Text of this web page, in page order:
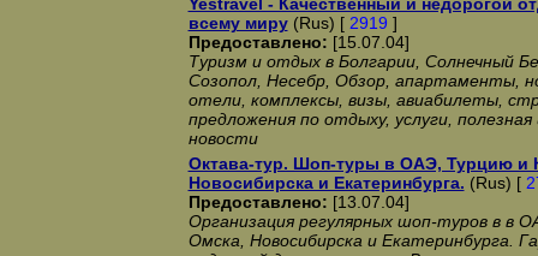
всему миру(Rus) [ 2919 ]
Предоставлено: [15.07.04]
Туризм и отдых в Болгарии, Солнечный
Созопол, Несебр, Обзор, апартаменты,
отели, комплексы, визы, авиабилеты,
предложения по отдыху, услуги,
новости
Октава-тур. Шоп-туры в ОАЭ, Турцию и
Новосибирска и Екатеринбурга. (Rus) [
Предоставлено: [13.07.04]
Организация регулярных шоп-туров в в
Омска, Новосибирска и Екатеринбурга.